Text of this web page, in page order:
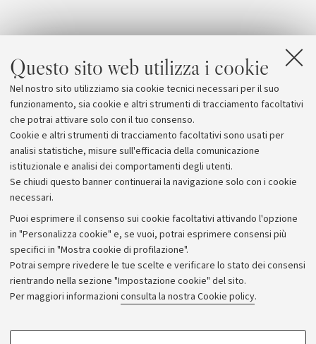
Questo sito web utilizza i cookie
Nel nostro sito utilizziamo sia cookie tecnici necessari per il suo
funzionamento, sia cookie e altri strumenti di tracciamento facoltativi
che potrai attivare solo con il tuo consenso.
Cookie e altri strumenti di tracciamento facoltativi sono usati per
analisi statistiche, misure sull'efficacia della comunicazione
istituzionale e analisi dei comportamenti degli utenti.
Se chiudi questo banner continuerai la navigazione solo con i cookie
necessari.
Puoi esprimere il consenso sui cookie facoltativi attivando l'opzione
in "Personalizza cookie" e, se vuoi, potrai esprimere consensi più
specifici in "Mostra cookie di profilazione".
Potrai sempre rivedere le tue scelte e verificare lo stato dei consensi
rientrando nella sezione "Impostazione cookie" del sito.
Per maggiori informazioni consulta la nostra Cookie policy.
COOKIE DI PROFILAZIONE - FACOLTATIVI
Archivio
Comunicati stampa
Redazione
Rassegna stampa